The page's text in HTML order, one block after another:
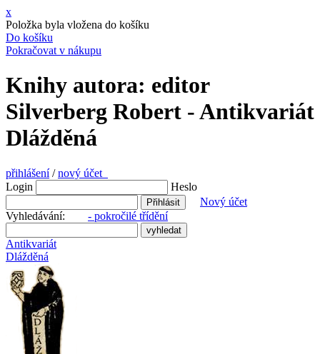
x
Položka byla vložena do košíku
Do košíku
Pokračovat v nákupu
Knihy autora: editor
Silverberg Robert - Antikvariát
Dlážděná
přihlášení/nový účet
Login
Heslo
Nový účet
Vyhledávání: - pokročilé třídění
Antikvariát
Dlážděná